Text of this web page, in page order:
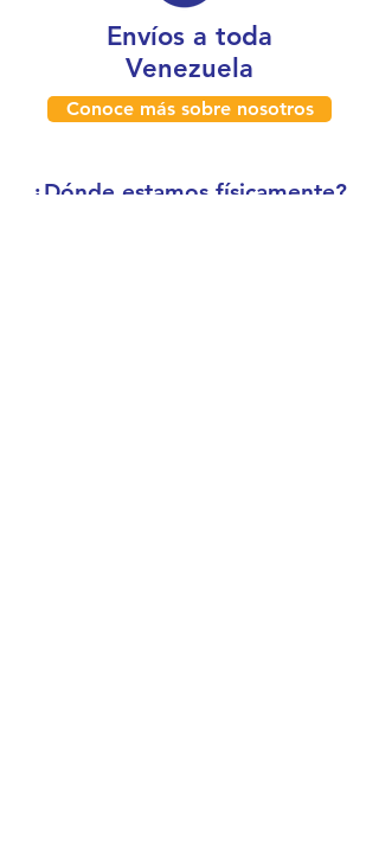
Envíos a toda
Venezuela
Conoce más sobre nosotros
¿Dónde estamos físicamente?